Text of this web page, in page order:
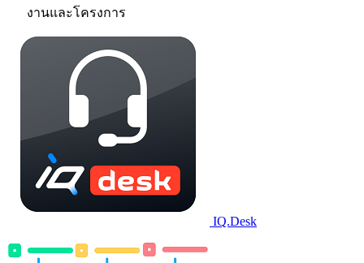
งานและโครงการ
IQ.Desk